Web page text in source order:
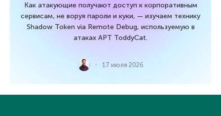
Как атакующие получают доступ к корпоративным
сервисам, не воруя пароли и куки, — изучаем технику
Shadow Token via Remote Debug, используемую в
атаках APT ToddyCat.
17 июля 2026